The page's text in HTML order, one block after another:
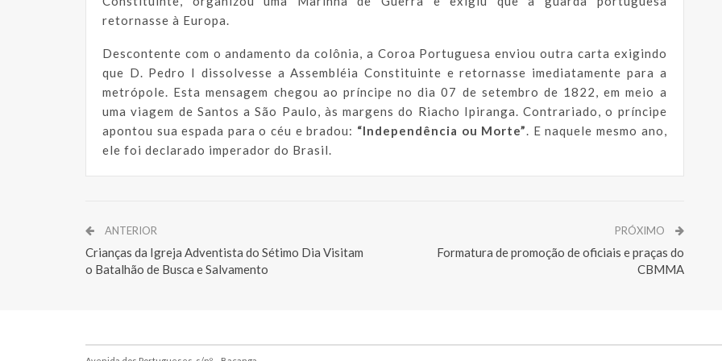
retornasse à Europa.
Descontente com o andamento da colônia, a Coroa Portuguesa enviou outra carta exigindo
que D. Pedro I dissolvesse a Assembléia Constituinte e retornasse imediatamente para a
metrópole. Esta mensagem chegou ao príncipe no dia 07 de setembro de 1822, em meio a
uma viagem de Santos a São Paulo, às margens do Riacho Ipiranga. Contrariado, o príncipe
apontou sua espada para o céu e bradou: “Independência ou Morte”. E naquele mesmo ano,
ele foi declarado imperador do Brasil.
ANTERIOR
Crianças da Igreja Adventista do Sétimo Dia Visitam
o Batalhão de Busca e Salvamento
PRÓXIMO
Formatura de promoção de oficiais e praças do
CBMMA